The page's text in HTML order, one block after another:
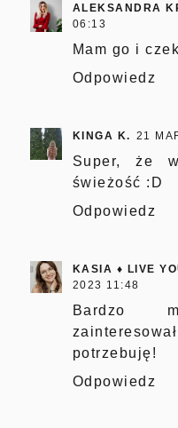
ALEKSANDRA
06:13
Mam go i
Odpowiedz
KINGA K. 21
Super, że
świeżość :D
Odpowiedz
KASIA ♦ LIVE
2023 11:48
Bardzo
potrzebuję!
Odpowiedz